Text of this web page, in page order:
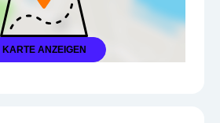
KARTE ANZEIGEN